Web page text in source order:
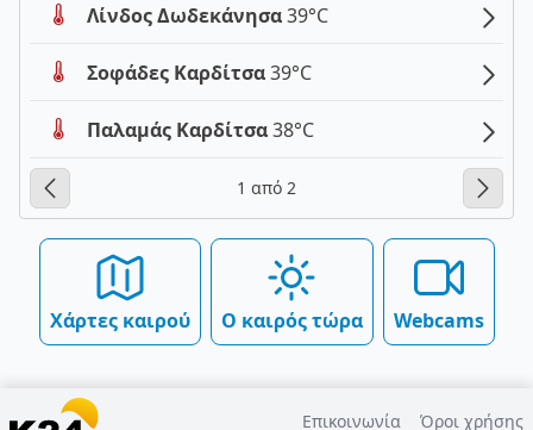
Λίνδος Δωδεκάνησα39°C
Σοφάδες Καρδίτσα39°C
Παλαμάς Καρδίτσα38°C
1 από 2
Χάρτες καιρού Ο καιρός τώρα Webcams
Επικοινωνία Όροι χρήσης